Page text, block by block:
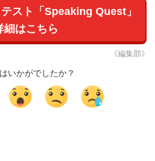
スト「Speaking Quest」
細はこちら
《編集部》
いかがでしたか？